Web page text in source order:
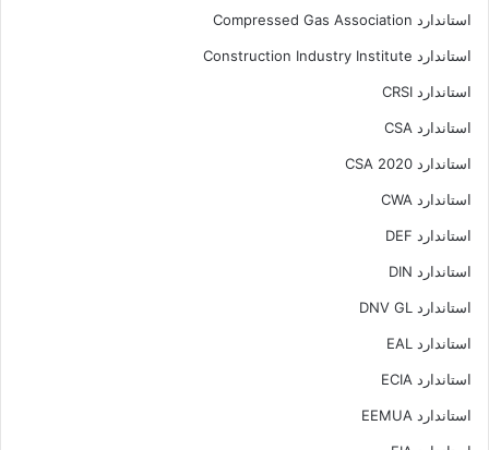
استاندارد Compressed Gas Association
استاندارد Construction Industry Institute
استاندارد CRSI
استاندارد CSA
استاندارد CSA 2020
استاندارد CWA
استاندارد DEF
استاندارد DIN
استاندارد DNV GL
استاندارد EAL
استاندارد ECIA
استاندارد EEMUA